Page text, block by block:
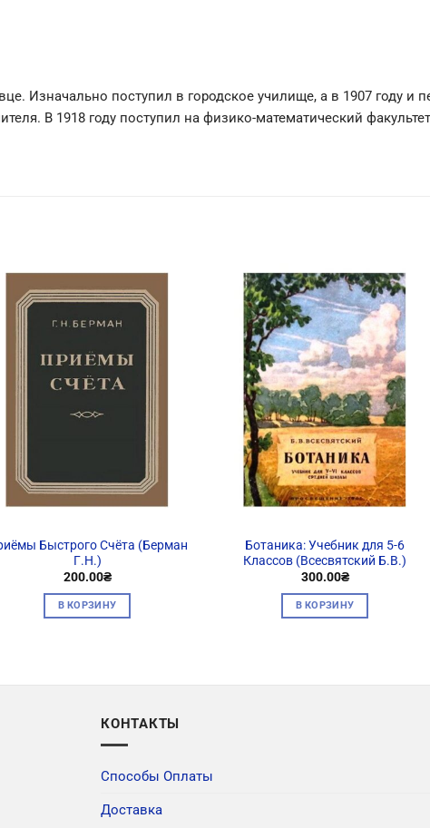
Изначально поступил в городское училище, а в 1907 году и
В 1918 году поступил на физико-математический
Быстрого Счёта (Берман
Г.Н.)
200.00₴
В КОРЗИНУ
Ботаника: Учебник для 5-6
Классов (Всесвятский Б.В.)
300.00₴
В КОРЗИНУ
КОНТАКТЫ
Способы Оплаты
Доставка